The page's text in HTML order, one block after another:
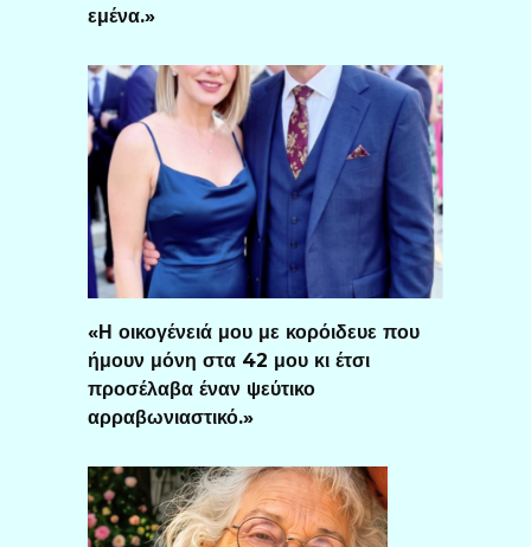
εμένα.»
«Η οικογένειά μου με κορόιδευε που
ήμουν μόνη στα 42 μου κι έτσι
προσέλαβα έναν ψεύτικο
αρραβωνιαστικό.»